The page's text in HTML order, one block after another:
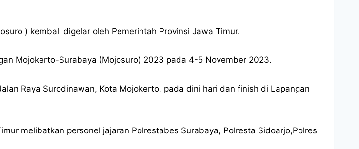
) kembali digelar oleh Pemerintah Provinsi Jawa Timur.
Mojokerto-Surabaya (Mojosuro) 2023 pada 4-5 November 2023.
Raya Surodinawan, Kota Mojokerto, pada dini hari dan finish di Lapangan
melibatkan personel jajaran Polrestabes Surabaya, Polresta Sidoarjo,Polres